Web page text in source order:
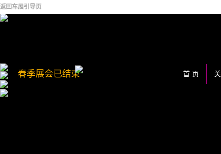
返回车展引导页
春季展会已结束 首 页